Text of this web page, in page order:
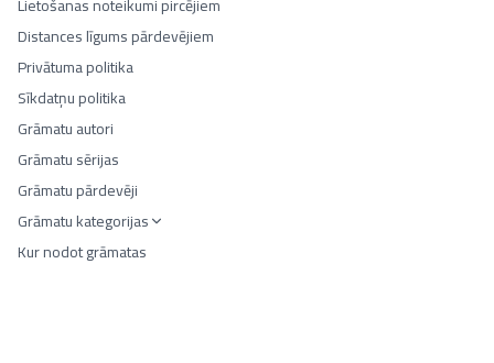
Distances līgums pārdevējiem
Privātuma politika
Sīkdatņu politika
Grāmatu autori
Grāmatu sērijas
Grāmatu pārdevēji
Grāmatu kategorijas
Kur nodot grāmatas